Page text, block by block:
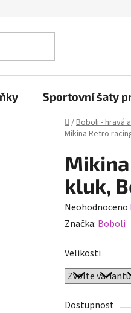
Sportovní šaty
Domů
/Boboli - hravá
Mikina Retro
kluk,
Průměrné
hodnocení
je
0,0
z
5
Neohodnoceno
Značka: Boboli
Velikosti
Dostupnost